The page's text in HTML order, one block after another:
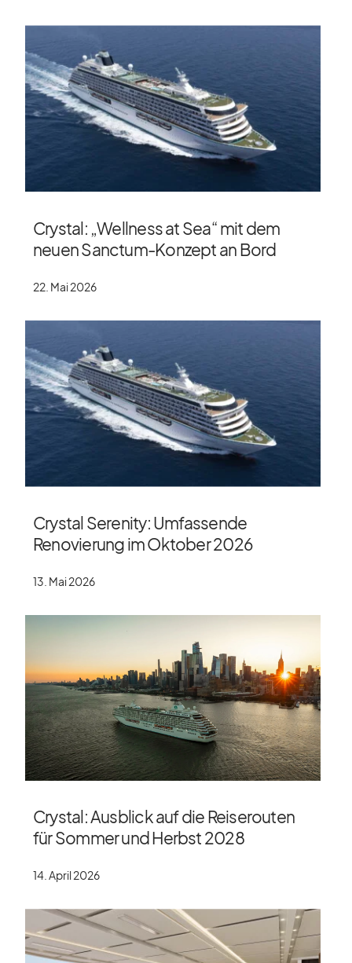
Crystal: „Wellness at Sea“ mit dem
neuen Sanctum-Konzept an Bord
22. Mai 2026
Crystal Serenity: Umfassende
Renovierung im Oktober 2026
13. Mai 2026
Crystal: Ausblick auf die Reiserouten
für Sommer und Herbst 2028
14. April 2026